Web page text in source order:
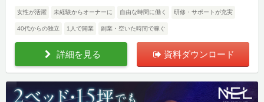
女性が活躍 未経験からオーナーに 自由な時間に働く 研修・サポートが充実
40代からの独立 1人で開業 副業・空いた時間で稼ぐ
詳細を見る 資料ダウンロード